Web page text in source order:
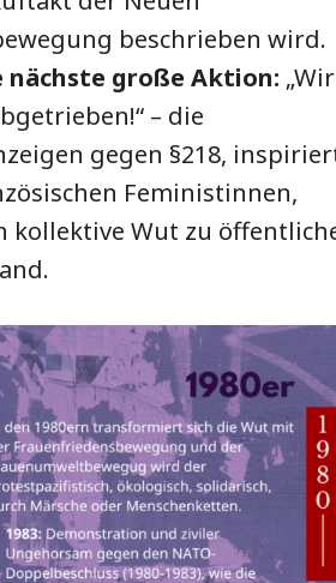
beschrieben wird.
nächste große Aktion: „Wir
– die
gegen §218,
Feministinnen,
kollektive Wut zu